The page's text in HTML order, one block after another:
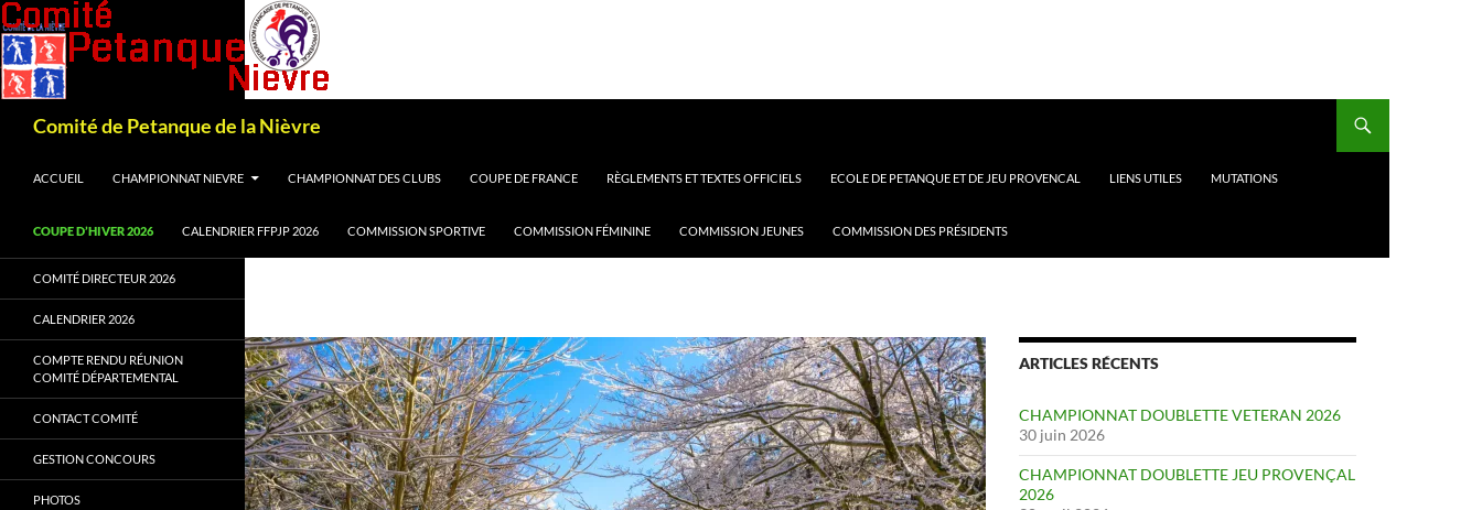
Comité de Petanque de la Nièvre
ACCUEIL
CHAMPIONNAT NIEVRE CHAMPIONNAT DES CLUBS COUPE DE FRANCE RÈGLEMENTS ET TEXTES OFFICIELS ECOLE DE PETANQUE ET DE JEU PROVENCAL LIENS UTILES MUTATIONS
COUPE D’HIVER 2026 CALENDRIER FFPJP 2026 COMMISSION SPORTIVE COMMISSION FÉMININE COMMISSION JEUNES COMMISSION DES PRÉSIDENTS
ARTICLES RÉCENTS
CHAMPIONNAT DOUBLETTE VETERAN 2026
30 juin 2026
CHAMPIONNAT DOUBLETTE JEU PROVENÇAL
2026
COMITÉ DIRECTEUR 2026
CALENDRIER 2026
COMPTE RENDU RÉUNION
COMITÉ DÉPARTEMENTAL
CONTACT COMITÉ
GESTION CONCOURS
PHOTOS